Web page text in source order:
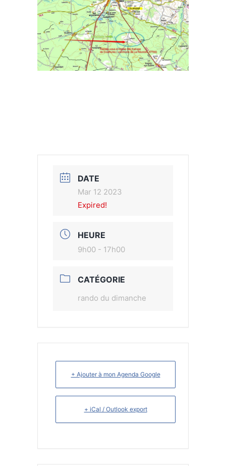
DATE
Mar 12 2023
Expired!
HEURE
9h00 - 17h00
CATÉGORIE
rando du dimanche
+ Ajouter à mon Agenda Google
+ iCal / Outlook export